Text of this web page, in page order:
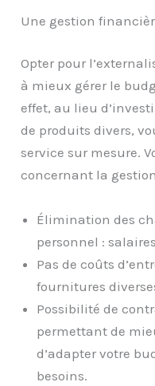
Une gestion
Opter pour
à mieux gérer le
effet, au lieu
de produits divers,
service sur mesure.
concernant la
Élimination des
personnel :
Pas de coûts
fournitures
Possibilité de
permettant de
d’adapter votre
besoins.